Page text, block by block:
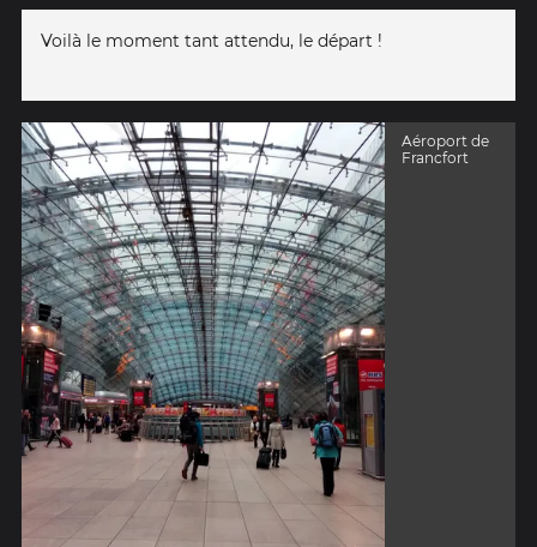
Voilà le moment tant attendu, le départ !
Aéroport de
Francfort